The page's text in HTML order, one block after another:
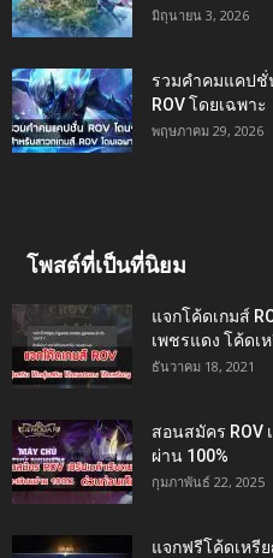
มิถุนายน 3, 2026
รวมคำคมแคปชั่
ROV โดยเฉพาะ
พฤษภาคม 29, 2026
โพสต์ที่เป็นที่นิยม
แจกโค้ดเกมส์
เพชรแดง โค้ดเ
ธันวาคม 18, 2021
สอนสมัคร ROV
ผ่าน 100%
กุมภาพันธ์ 22, 2025
แจกฟรีโค้ดเหรี